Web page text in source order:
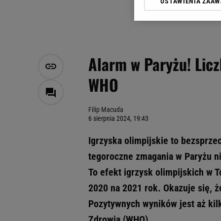
Alarm w Paryżu!
WHO
Filip Macuda
6 sierpnia 2024, 19:43
Igrzyska olimpijskie to
tegoroczne zmagania w Paryżu
To efekt igrzysk olimpijskich w
2020 na 2021 rok. Okazuje się,
Pozytywnych wyników jest aż
Klikając „Akceptuję”
Zaufanych Partnerów i
My, nasi Zaufani